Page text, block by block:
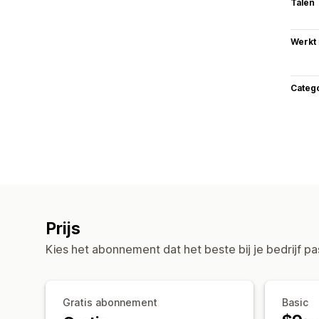
Talen
Werkt
Prijs
Kies het abonnement dat het beste bij je bedrijf
Gratis abonnement Basic